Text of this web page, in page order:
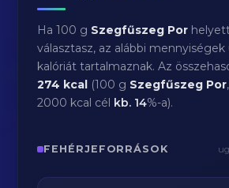
Ha 100 g Szegfűszeg Por
választasz, az alábbi
kalóriát tartalmaznak. Az
274 kcal (100 g Szegfűszeg Por
2000 kcal cél kb. 14%-a).
FEHÉRJEFORRÁSOK